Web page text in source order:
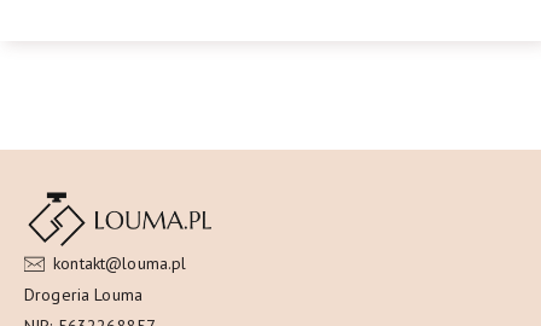
kontakt@louma.pl
Drogeria Louma